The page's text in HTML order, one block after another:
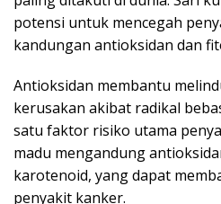
potensi untuk mencegah
kandungan antioksidan dan
Antioksidan membantu
kerusakan akibat radikal
satu faktor risiko utama
madu mengandung
karotenoid, yang dapat
penyakit kanker.